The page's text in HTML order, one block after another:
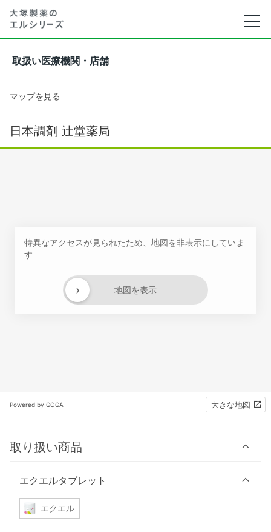
取扱い医療機関・店舗
マップを見る
日本調剤 辻堂薬局
特異なアクセスが見られたため、地図を非表示にしていま
す
地図を表示
›
Powered by GOGA 大きな地図
取り扱い商品
エクエルタブレット
エクエル